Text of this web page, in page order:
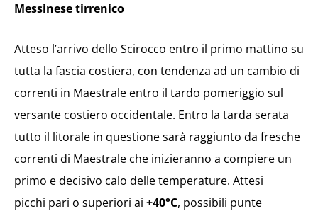
Messinese tirrenico
Atteso l’arrivo dello Scirocco entro il primo mattino su
tutta la fascia costiera, con tendenza ad un cambio di
correnti in Maestrale entro il tardo pomeriggio sul
versante costiero occidentale. Entro la tarda serata
tutto il litorale in questione sarà raggiunto da fresche
correnti di Maestrale che inizieranno a compiere un
primo e decisivo calo delle temperature. Attesi
picchi pari o superiori ai +40°C, possibili punte